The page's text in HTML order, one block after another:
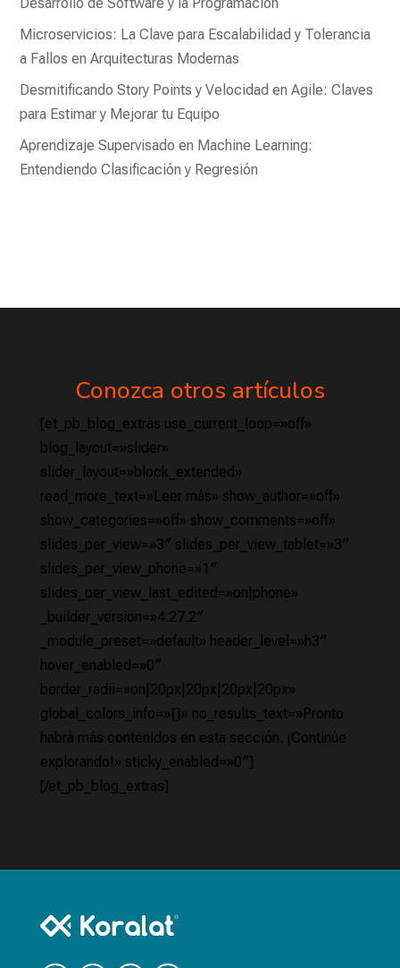
Microservicios: La Clave para Escalabilidad y Tolerancia
a Fallos en Arquitecturas Modernas
Desmitificando Story Points y Velocidad en Agile: Claves
para Estimar y Mejorar tu Equipo
Aprendizaje Supervisado en Machine Learning:
Entendiendo Clasificación y Regresión
Conozca otros artículos
[et_pb_blog_extras use_current_loop=»off»
blog_layout=»slider»
slider_layout=»block_extended»
read_more_text=»Leer más» show_author=»off»
show_categories=»off» show_comments=»off»
slides_per_view=»3″ slides_per_view_tablet=»3″
slides_per_view_phone=»1″
slides_per_view_last_edited=»on|phone»
_builder_version=»4.27.2″
_module_preset=»default» header_level=»h3″
hover_enabled=»0″
border_radii=»on|20px|20px|20px|20px»
global_colors_info=»{}» no_results_text=»Pronto
habrá más contenidos en esta sección. ¡Continúe
explorando!» sticky_enabled=»0″]
[/et_pb_blog_extras]